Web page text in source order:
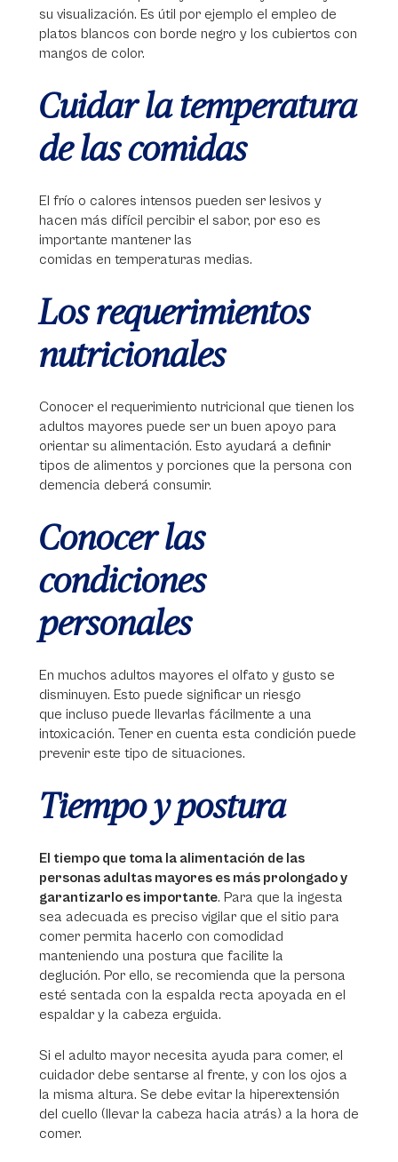
su visualización. Es útil por ejemplo el empleo de
platos blancos con borde negro y los cubiertos con
mangos de color.
Cuidar la temperatura
de las comidas
El frío o calores intensos pueden ser lesivos y
hacen más difícil percibir el sabor, por eso es
importante mantener las
comidas en temperaturas medias.
Los requerimientos
nutricionales
Conocer el requerimiento nutricional que tienen los
adultos mayores puede ser un buen apoyo para
orientar su alimentación. Esto ayudará a definir
tipos de alimentos y porciones que la persona con
demencia deberá consumir.
Conocer las
condiciones
personales
En muchos adultos mayores el olfato y gusto se
disminuyen. Esto puede significar un riesgo
que incluso puede llevarlas fácilmente a una
intoxicación. Tener en cuenta esta condición puede
prevenir este tipo de situaciones.
Tiempo y postura
El tiempo que toma la alimentación de las
personas adultas mayores es más prolongado y
garantizarlo es importante. Para que la ingesta
sea adecuada es preciso vigilar que el sitio para
comer permita hacerlo con comodidad
manteniendo una postura que facilite la
deglución. Por ello, se recomienda que la persona
esté sentada con la espalda recta apoyada en el
espaldar y la cabeza erguida.
Si el adulto mayor necesita ayuda para comer, el
cuidador debe sentarse al frente, y con los ojos a
la misma altura. Se debe evitar la hiperextensión
del cuello (llevar la cabeza hacia atrás) a la hora de
comer.